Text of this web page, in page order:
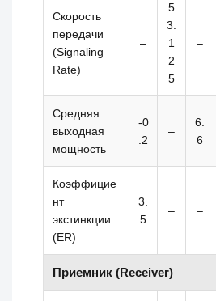
Скорость
передачи
(Signaling
Rate)
–
5
3.
1
2
5
–
Средняя
выходная
мощность
-0
.2
–
6.
6
Коэффицие
нт
экстинкции
(ER)
3.
5
– –
Приемник (Receiver)